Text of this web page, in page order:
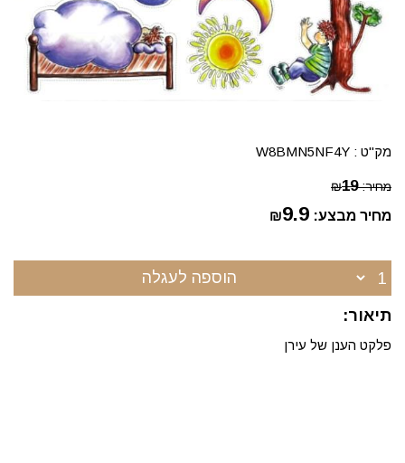
מק"ט : W8BMN5NF4Y
מחיר: ₪19
מחיר מבצע: ₪9.9
הוספה לעגלה
תיאור:
פלקט הענן של עירן